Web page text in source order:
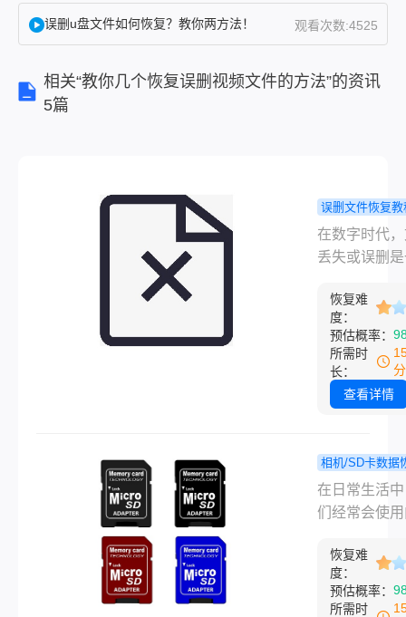
数据的人
来说，文
得至关重
我们有效
恢复误删
文件呢？
误删u盘文件如何恢复？教你两方法！ 观看次数:4525
相关“教你几个恢复误删视频文件的方法”的资讯
5篇
误删文件恢复教
何恢复误删
件？教你几
在数字时代
丢失或误删
尤其是对于
存着珍贵记
要工作文件
数据的人来
件恢复变得
以帮助我们
复误删文件
文将为您详
件，确保您
地从不幸中
贵的数据。
恢复难
度：
预估概率：
所需时
长：
查看详情
相机/SD卡数据
程 误删内存
据怎么恢复
法！
在日常生活
们经常会使
数据，如照
频、文档等
而，有时我
恢复难
度：
预估概率：
所需时